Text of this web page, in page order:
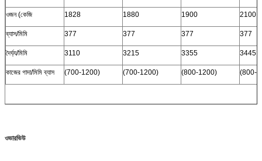
ওজন (কেজি 1828 1880 1900 2100
ব্যাস/মিমি 377 377 377 377
দৈর্ঘ্য/মিমি 3110 3215 3355 3445
কাজের গাদা/মিমি ব্যাস (700-1200) (700-1200) (800-1200) (800-
ওভারভিউ